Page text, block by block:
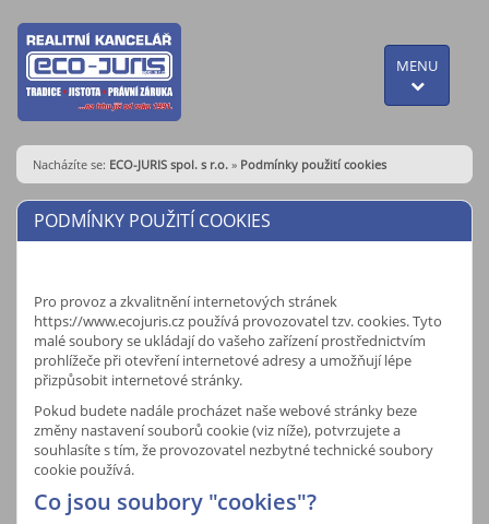
MENU
Nacházíte se: ECO-JURIS spol. s r.o. » Podmínky použití cookies
PODMÍNKY POUŽITÍ COOKIES
Pro provoz a zkvalitnění internetových stránek
https://www.ecojuris.cz používá provozovatel tzv. cookies. Tyto
malé soubory se ukládají do vašeho zařízení prostřednictvím
prohlížeče při otevření internetové adresy a umožňují lépe
přizpůsobit internetové stránky.
Pokud budete nadále procházet naše webové stránky beze
změny nastavení souborů cookie (viz níže), potvrzujete a
souhlasíte s tím, že provozovatel nezbytné technické soubory
cookie používá.
Co jsou soubory "cookies"?